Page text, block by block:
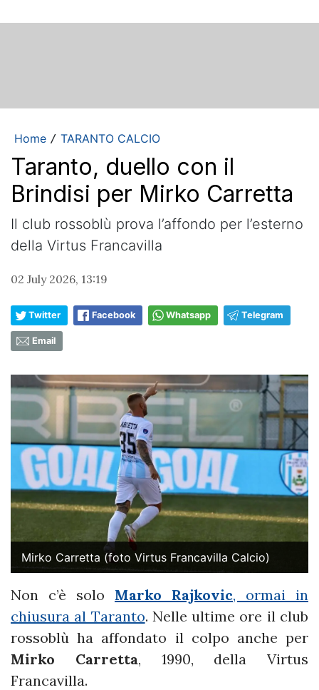
Home / TARANTO CALCIO
Taranto, duello con il
Brindisi per Mirko Carretta
Il club rossoblù prova l’affondo per l’esterno
della Virtus Francavilla
02 July 2026, 13:19
Twitter Facebook Whatsapp Telegram
Email
Mirko Carretta (foto Virtus Francavilla Calcio)
Non c’è solo Marko Rajkovic, ormai in
chiusura al Taranto. Nelle ultime ore il club
rossoblù ha affondato il colpo anche per
Mirko Carretta, 1990, della Virtus
Francavilla.